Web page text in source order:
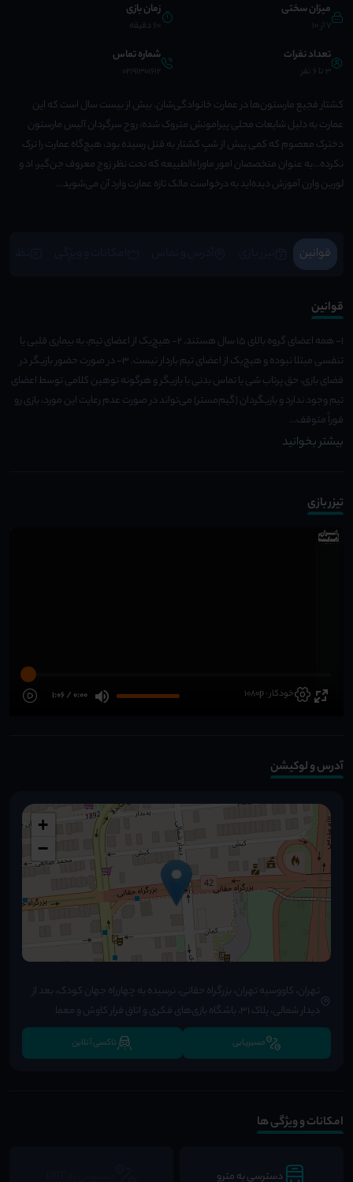
میزان سختی
7 از 10
زمان بازی
60 دقیقه
تعداد نفرات
3 تا 6 نفر
شماره تماس
02191301612
کشتار فجیع مارستون‌ها در عمارت خانوادگی‌شان. بیش از بیست سال است که این
عمارت به دلیل شایعات محلی پیرامونش متروک شده: روح سرگردان آلیس مارستون
دخترک معصوم که کمی پیش از شبِ کشتار به قتل رسیده بود، هیچ‌گاه عمارت را ترک
نکرده...به عنوان متخصصان امور ماوراءالطبیعه که تحت نظر زوج معروف جن‌گیر، اد و
لورین وارن آموزش دیده‌اید به درخواست مالک تازه عمارت وارد آن می‌شوید...
قوانین
قوانین
1- همه اعضای گروه بالای 15 سال هستند. 2- هیچ‌یک از اعضای تیم، به بیماری قلبی یا
تنفسی مبتلا نبوده و هیچ‌یک از اعضای تیم باردار نیست. 3- در صورت حضور بازیگر در
فضای بازی، حق پرتاب شی یا تماس بدنی با بازیگر و هرگونه توهین کلامی توسط اعضای
تیم وجود ندارد و بازیگردان (گیم‌مستر) می‌تواند در صورت عدم رعایت این مورد، بازی رو
فوراً متوقف...
بیشتر بخوانید
تیزر بازی
خودکار · 1080p 0:00 / 1:06
آدرس و لوکیشن
+
−
تهران، کاووسیه تهران، بزرگراه حقانی، نرسیده به چهارراه جهان کودک، بعد از
دیدار شمالی، پلاک ۳۱، باشگاه بازی‌های فکری و اتاق فرار کاوش و معما
مسیریابی تاکسی آنلاین
امکانات و ویژگی ها
دسترسی به مترو